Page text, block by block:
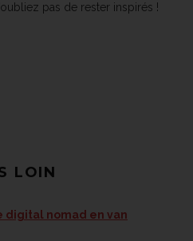
pas de rester inspirés !
LOIN
digital nomad en van